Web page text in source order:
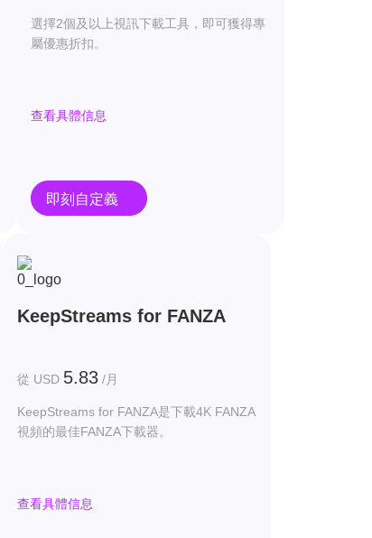
選擇2個及以上視訊下載工具，即可獲得專
屬優惠折扣。
查看具體信息
即刻自定義
KeepStreams for FANZA
從 USD 5.83 /月
KeepStreams for FANZA是下載4K FANZA
視頻的最佳FANZA下載器。
查看具體信息